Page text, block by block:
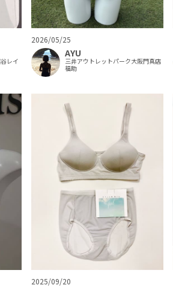
レイ
2026/05/25
AYU
三井アウトレットパーク大阪門真店
福助
2025/09/20